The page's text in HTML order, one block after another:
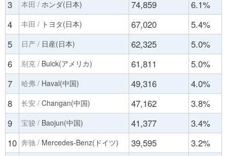
3
本田 / ホンダ(日本) 74,859
6.1%
4
丰田 / トヨタ(日本) 67,020
5.4%
5
日产 / 日産(日本) 62,325
5.0%
6
别克 / Buick(アメリカ) 61,811
5.0%
7
哈弗 / Haval(中国) 49,316
4.0%
8
长安 / Changan(中国) 47,162
3.8%
9
宝骏 / Baojun(中国) 41,377
3.4%
10 奔驰 / Mercedes-Benz(ドイツ) 39,595
3.2%